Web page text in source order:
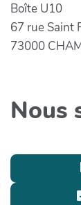
Boîte U10
67 rue Saint
73000
Nous